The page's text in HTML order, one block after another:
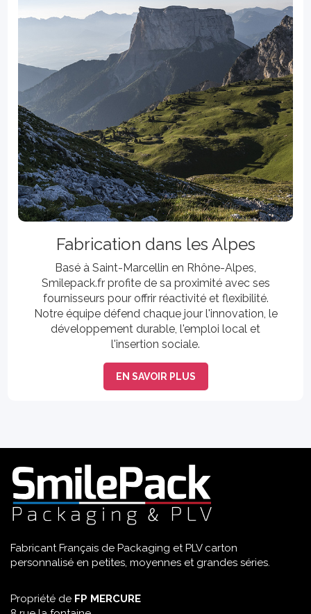
Fabrication dans les Alpes
Basé à Saint-Marcellin en Rhône-Alpes,
Smilepack.fr profite de sa proximité avec ses
fournisseurs pour offrir réactivité et flexibilité.
Notre équipe défend chaque jour l'innovation, le
développement durable, l'emploi local et
l'insertion sociale.
EN SAVOIR PLUS
Fabricant Français de Packaging et PLV carton
personnalisé en petites, moyennes et grandes séries.
Propriété de FP MERCURE